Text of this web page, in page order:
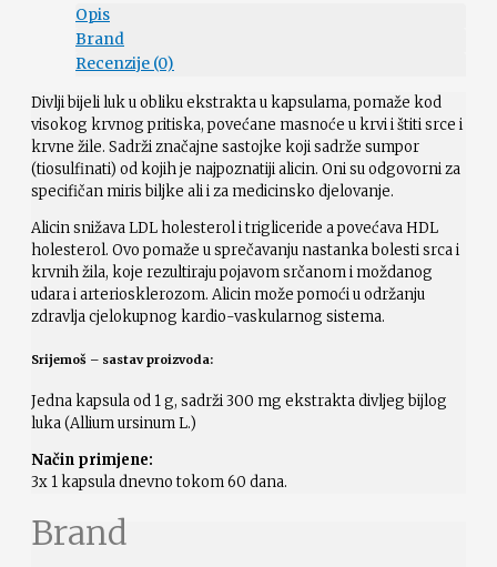
Opis
Brand
Recenzije (0)
Divlji bijeli luk u obliku ekstrakta u kapsulama, pomaže kod
visokog krvnog pritiska, povećane masnoće u krvi i štiti srce i
krvne žile. Sadrži značajne sastojke koji sadrže sumpor
(tiosulfinati) od kojih je najpoznatiji alicin. Oni su odgovorni za
specifičan miris biljke ali i za medicinsko djelovanje.
Alicin snižava LDL holesterol i trigliceride a povećava HDL
holesterol. Ovo pomaže u sprečavanju nastanka bolesti srca i
krvnih žila, koje rezultiraju pojavom srčanom i moždanog
udara i arteriosklerozom. Alicin može pomoći u održanju
zdravlja cjelokupnog kardio-vaskularnog sistema.
Srijemoš – sastav proizvoda:
Jedna kapsula od 1 g, sadrži 300 mg ekstrakta divljeg bijlog
luka (Allium ursinum L.)
Način primjene:
3x 1 kapsula dnevno tokom 60 dana.
Brand